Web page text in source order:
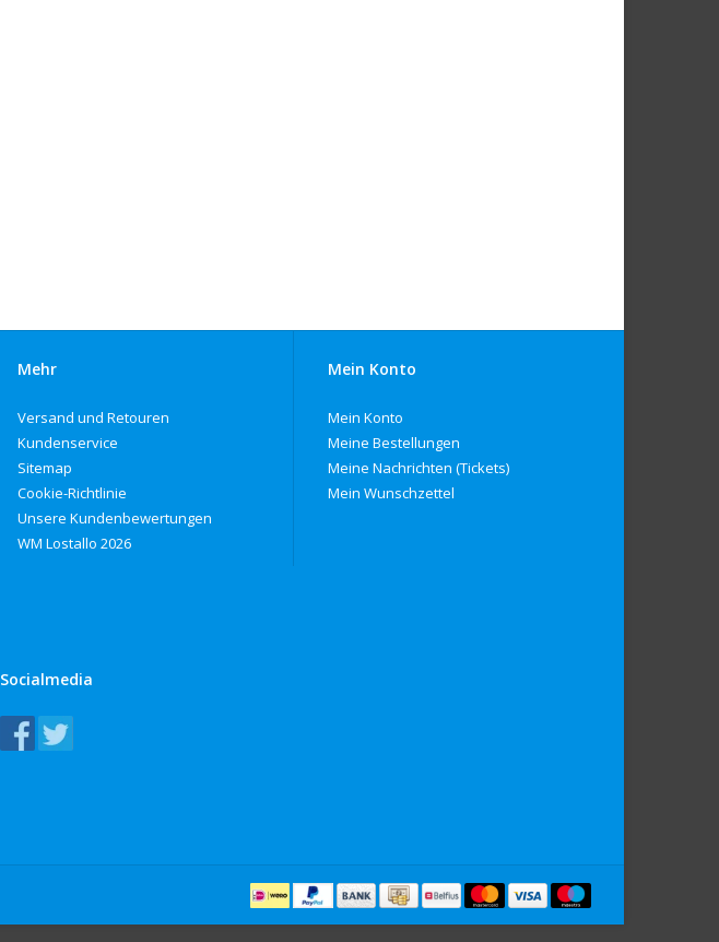
Mehr
Versand und Retouren
Kundenservice
Sitemap
Cookie-Richtlinie
Unsere Kundenbewertungen
WM Lostallo 2026
Mein Konto
Mein Konto
Meine Bestellungen
Meine Nachrichten (Tickets)
Mein Wunschzettel
Socialmedia